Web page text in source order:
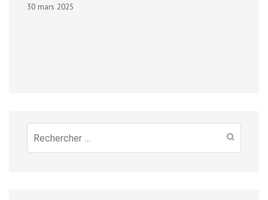
30 mars 2025
Recherche
pour